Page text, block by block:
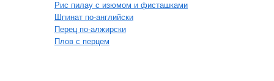
Рис пилау с изюмом и фисташками
Шпинат по-английски
Перец по-алжирски
Плов с перцем